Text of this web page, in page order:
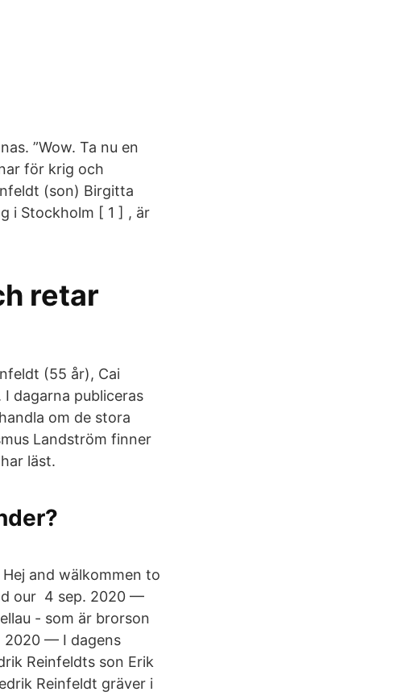
”Wow. Ta nu en
för krig och
(son) Birgitta
i Stockholm [ 1 ] , är
retar
(55 år), Cai
dagarna publiceras
om de stora
Landström finner
läst.
and wälkommen to
our 4 sep. 2020 —
- som är brorson
2020 — I dagens
Reinfeldts son Erik
Reinfeldt gräver i